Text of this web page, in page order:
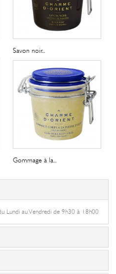
Savon noir...
Gommage à la...
Lundi au Vendredi de 9h30 à 18h00